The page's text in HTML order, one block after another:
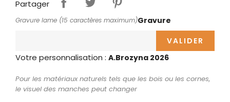
Partager
Gravure
Gravure lame (15 caractères maximum)
Votre personnalisation : A.Brozyna 2026
VALIDER
Pour les matériaux naturels tels que les bois ou les cornes,
le visuel des manches peut changer